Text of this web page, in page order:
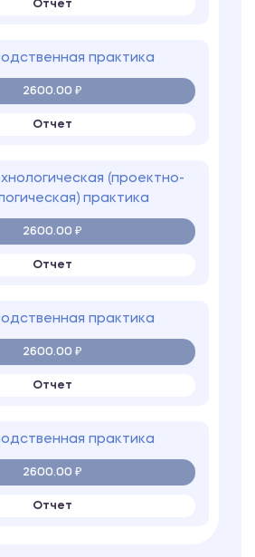
2600.00 ₽
(проектно-
Отчет
практика
2600.00 ₽
практика
2600.00 ₽
(по получению